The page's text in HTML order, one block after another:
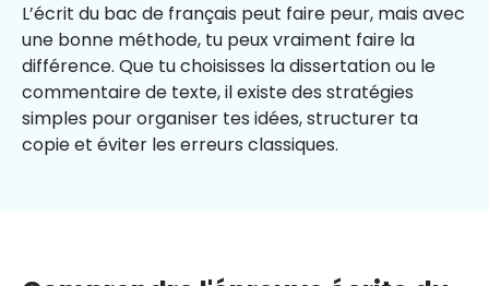
L’écrit du bac de français peut faire peur, mais avec
une bonne méthode, tu peux vraiment faire la
différence. Que tu choisisses la dissertation ou le
commentaire de texte, il existe des stratégies
simples pour organiser tes idées, structurer ta
copie et éviter les erreurs classiques.